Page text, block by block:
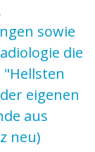
sowie
die
eigenen
aus
neu)